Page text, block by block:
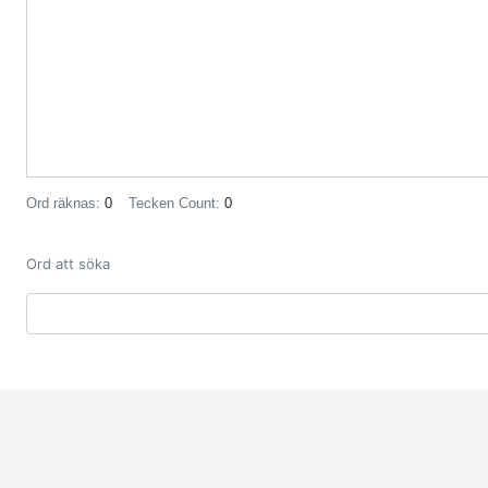
Ord räknas: 0 Tecken Count: 0
Ord att söka